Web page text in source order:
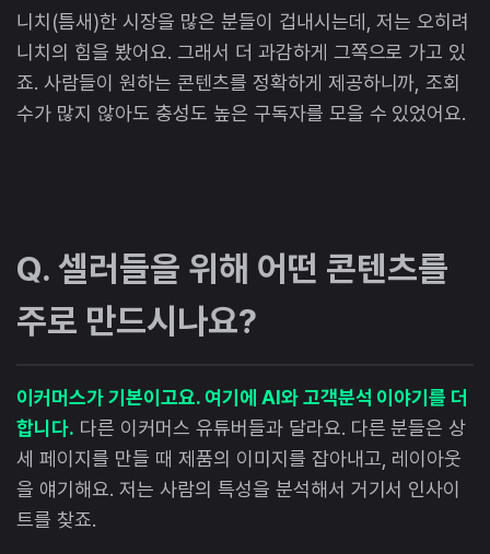
니치(틈새)한 시장을 많은 분들이 겁내시는데, 저는 오히려
니치의 힘을 봤어요. 그래서 더 과감하게 그쪽으로 가고 있
죠. 사람들이 원하는 콘텐츠를 정확하게 제공하니까, 조회
수가 많지 않아도 충성도 높은 구독자를 모을 수 있었어요.
Q. 셀러들을 위해 어떤 콘텐츠를
주로 만드시나요?
이커머스가 기본이고요. 여기에 AI와 고객분석 이야기를 더
합니다. 다른 이커머스 유튜버들과 달라요. 다른 분들은 상
세 페이지를 만들 때 제품의 이미지를 잡아내고, 레이아웃
을 얘기해요. 저는 사람의 특성을 분석해서 거기서 인사이
트를 찾죠.